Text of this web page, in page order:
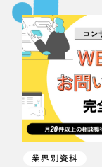
業界別資料